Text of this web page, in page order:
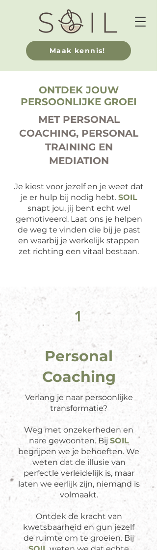
Maak kennis!
ONTDEK JOUW
PERSOONLIJKE GROEI
MET PERSONAL
COACHING, PERSONAL
TRAINING EN
MEDIATION
Je kiest voor jezelf en je weet dat
je er hulp bij nodig hebt. SOIL
snapt jou, jij bent echt wel
gemotiveerd. Laat ons je helpen
de weg te vinden die bij je past
en waarbij je werkelijk stappen
zet richting een vitaal bestaan.
1
Personal
Coaching
Verlang je naar persoonlijke
transformatie?
Weg met onzekerheden en
nare gewoonten. Bij SOIL
begrijpen we je behoeften. We
weten dat de illusie van
perfectie verleidelijk is, maar
laten we eerlijk zijn, niemand is
volmaakt.
Ontdek de kracht van
kwetsbaarheid en gun jezelf
de ruimte om te groeien. Bij